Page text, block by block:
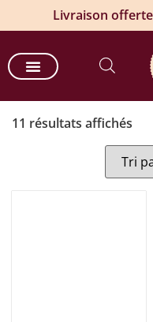
Livraison
11 résultats affichés